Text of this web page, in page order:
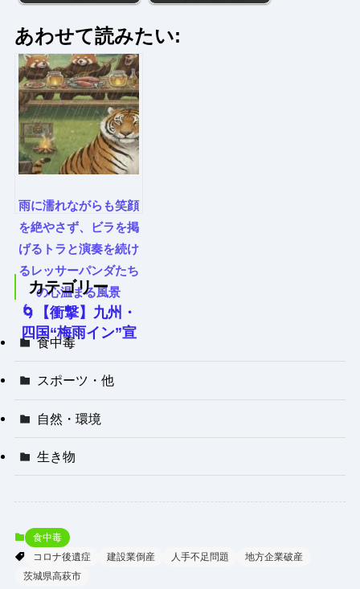
あわせて読みたい:
雨に濡れながらも笑顔
を絶やさず、ビラを掲
げるトラと演奏を続け
るレッサーパンダたち
の心温まる風景
🌀【衝撃】九州・
四国“梅雨イン”宣
言！沖縄は観測史
上タイ記録の“梅
カテゴリー
食中毒
スポーツ・他
自然・環境
生き物
食中毒
コロナ後遺症
建設業倒産 人手不足問題
地方企業破産
茨城県高萩市